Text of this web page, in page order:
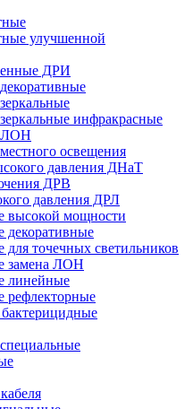
улучшенной
ДРИ
инфракрасные
ЛОН
освещения
давления ДНаТ
ДРВ
давления ДРЛ
высокой мощности
декоративные
точечных светильников
замена ЛОН
линейные
рефлекторные